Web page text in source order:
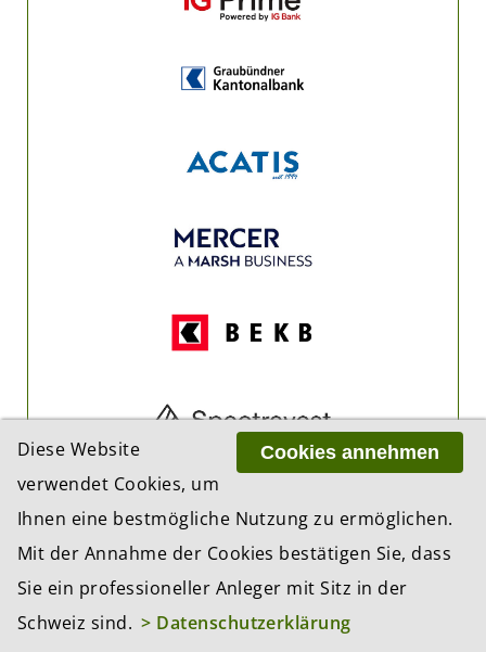
Cookies annehmen
Diese Website
verwendet Cookies, um
Ihnen eine bestmögliche Nutzung zu ermöglichen.
Mit der Annahme der Cookies bestätigen Sie, dass
Sie ein professioneller Anleger mit Sitz in der
Schweiz sind. > Datenschutzerklärung